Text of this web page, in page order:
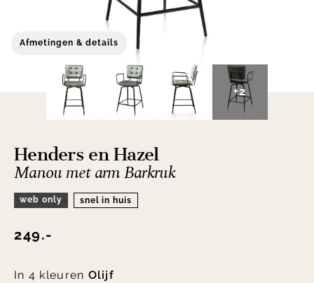
Afmetingen & details
+2
Henders en Hazel
Manou met arm Barkruk
web only snel in huis
249.-
In 4 kleuren Olijf